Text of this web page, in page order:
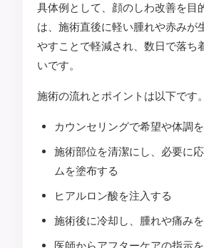
具体例として、顔のしわ改善を目
は、施術直後に軽い腫れや赤みが
やすことで軽減され、数日で落ち
いです。
施術の流れとポイントは以下です。
カウンセリングで希望や体調
施術部位を清潔にし、必要に
ムを塗布する
ヒアルロン酸を注入する
施術後に冷却し、腫れや痛み